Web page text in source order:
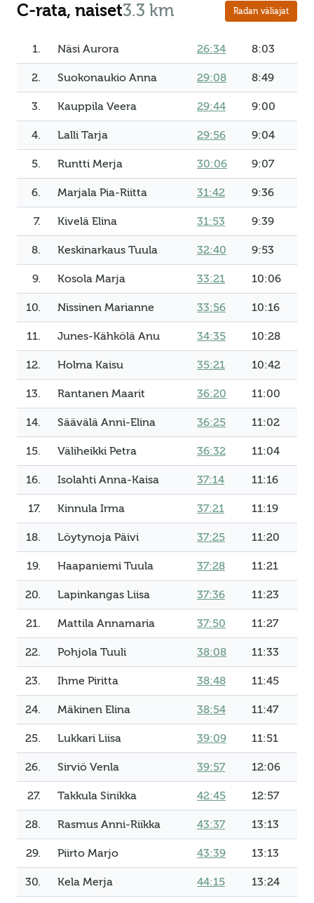
C-rata, naiset3.3 km Radan väliajat
1. Näsi Aurora 26:34 8:03
2. Suokonaukio Anna 29:08 8:49
3. Kauppila Veera 29:44 9:00
4. Lalli Tarja 29:56 9:04
5. Runtti Merja 30:06 9:07
6. Marjala Pia-Riitta 31:42 9:36
7. Kivelä Elina 31:53 9:39
8. Keskinarkaus Tuula 32:40 9:53
9. Kosola Marja 33:21 10:06
10. Nissinen Marianne 33:56 10:16
11. Junes-Kähkölä Anu 34:35 10:28
12. Holma Kaisu 35:21 10:42
13. Rantanen Maarit 36:20 11:00
14. Säävälä Anni-Elina 36:25 11:02
15. Väliheikki Petra 36:32 11:04
16. Isolahti Anna-Kaisa 37:14 11:16
17. Kinnula Irma 37:21 11:19
18. Löytynoja Päivi 37:25 11:20
19. Haapaniemi Tuula 37:28 11:21
20. Lapinkangas Liisa 37:36 11:23
21. Mattila Annamaria 37:50 11:27
22. Pohjola Tuuli 38:08 11:33
23. Ihme Piritta 38:48 11:45
24. Mäkinen Elina 38:54 11:47
25. Lukkari Liisa 39:09 11:51
26. Sirviö Venla 39:57 12:06
27. Takkula Sinikka 42:45 12:57
28. Rasmus Anni-Riikka 43:37 13:13
29. Piirto Marjo 43:39 13:13
30. Kela Merja 44:15 13:24